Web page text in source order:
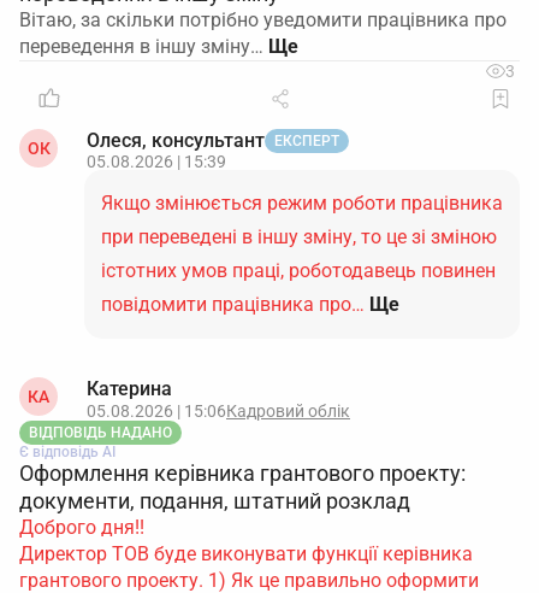
Вітаю, за скільки потрібно уведомити працівника про
переведення в іншу зміну…
3
ОК Олеся, консультант ЕКСПЕРТ
05.08.2026 | 15:39
Якщо змінюється режим роботи працівника
при переведені в іншу зміну, то це зі зміною
істотних умов праці, роботодавець повинен
повідомити працівника про… Ще
КА Катерина
05.08.2026 | 15:06Кадровий облік
ВІДПОВІДЬ НАДАНО
Є відповідь АІ
Оформлення керівника грантового проекту:
документи, подання, штатний розклад
Доброго дня!!
Директор ТОВ буде виконувати функції керівника
грантового проекту. 1) Як це правильно оформити